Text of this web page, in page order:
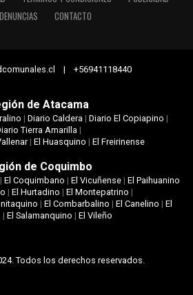
DENUNCIAS
CONTACTO
| +56941118440
de Atacama
| Diario Caldera | Diario El Copiapino |
Tierra Amarilla |
| El Huasquino | El Freirinense
de Coquimbo
El Coquimbano | El Vicuñense| El Paihuanino
| El Hurtadino | El Montepatrino |
|El Combarbalino |El Canelino |El
| El Salamanquino | El Vileño
Todos los derechos reservados.